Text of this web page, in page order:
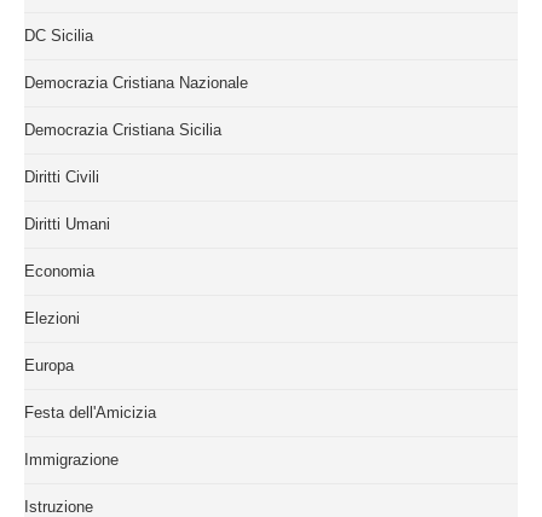
DC Sicilia
Democrazia Cristiana Nazionale
Democrazia Cristiana Sicilia
Diritti Civili
Diritti Umani
Economia
Elezioni
Europa
Festa dell'Amicizia
Immigrazione
Istruzione